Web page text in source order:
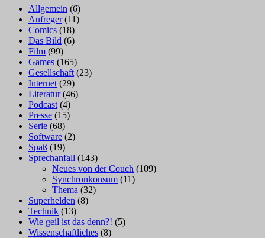
Allgemein (6)
Aufreger(11)
Comics (18)
Das Bild (6)
Film (99)
Games (165)
Gesellschaft (23)
Internet (29)
Literatur(46)
Podcast (4)
Presse (15)
Serie (68)
Software (2)
Spaß (19)
Sprechanfall (143)
Neues von der Couch (109)
Synchronkonsum (11)
Thema (32)
Superhelden (8)
Technik (13)
Wie geil ist das denn?! (5)
Wissenschaftliches (8)